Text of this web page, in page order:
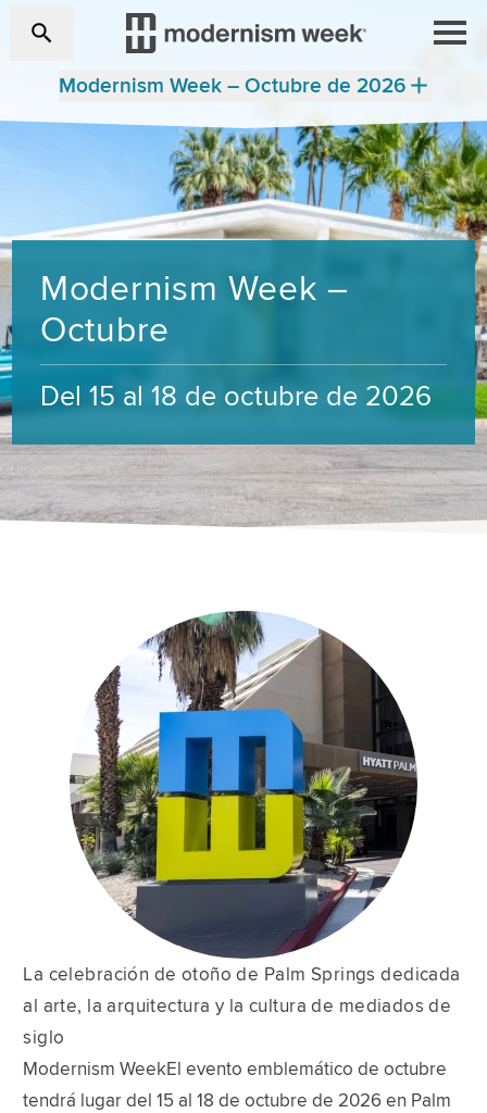
Modernism Week – Octubre de 2026
Modernism Week –
Octubre
Del 15 al 18 de octubre de 2026
La celebración de otoño de Palm Springs dedicada
al arte, la arquitectura y la cultura de mediados de
siglo
Modernism WeekEl evento emblemático de octubre
tendrá lugar del 15 al 18 de octubre de 2026 en Palm